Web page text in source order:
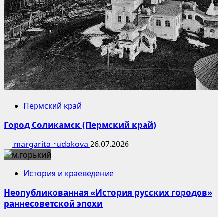
Пермский край
Город Соликамск (Пермский край)
margarita-rudakova 26.07.2026
История и краеведение
Неопубликованная «История русских городов»
раннесоветской эпохи